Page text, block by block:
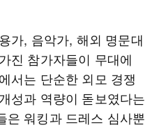
가, 음악가, 해외 명문대
진 참가자들이 무대에
서는 단순한 외모 경쟁
성과 역량이 돋보였다는
은 워킹과 드레스 심사뿐